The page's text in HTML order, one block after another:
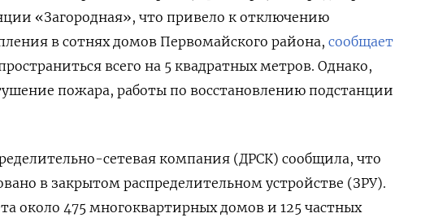
«Загородная», что привело к отключению
в сотнях домов Первомайского района, сообщает
всего на 5 квадратных метров. Однако,
пожара, работы по восстановлению подстанции
сетевая компания (ДРСК) сообщила, что
в закрытом распределительном устройстве (ЗРУ).
около 475 многоквартирных домов и 125 частных